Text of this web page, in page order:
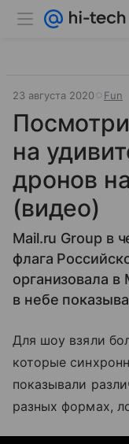
23 августа 2020 Fun
на
дронов
(видео)
Mail.ru Group в
флага
организовала
в небе
Для шоу взяли
которые
показывали
разных формах,